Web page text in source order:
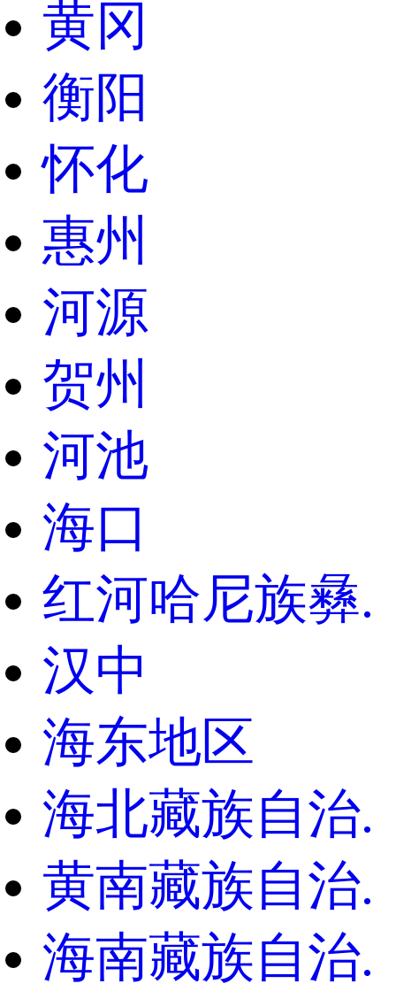
黄冈
衡阳
怀化
惠州
河源
贺州
河池
海口
红河哈尼族彝.
汉中
海东地区
海北藏族自治.
黄南藏族自治.
海南藏族自治.